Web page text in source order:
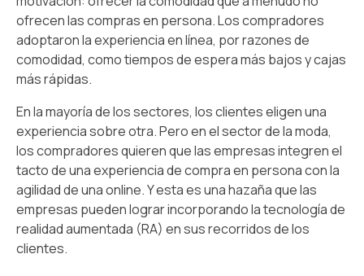
ofrecen las compras en persona. Los compradores
adoptaron la experiencia en línea, por razones de
comodidad, como tiempos de espera más bajos y cajas
más rápidas.
En la mayoría de los sectores, los clientes eligen una
experiencia sobre otra. Pero en el sector de la moda,
los compradores quieren que las empresas integren el
tacto de una experiencia de compra en persona con la
agilidad de una online. Y esta es una hazaña que las
empresas pueden lograr incorporando la tecnología de
realidad aumentada (RA) en sus recorridos de los
clientes.